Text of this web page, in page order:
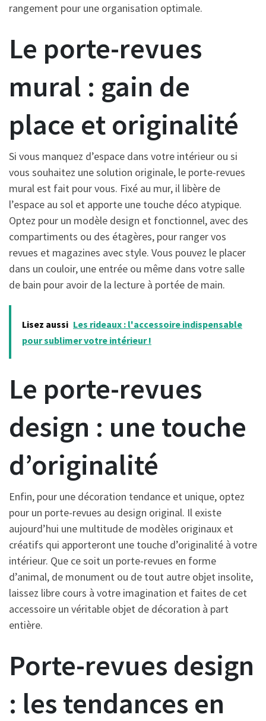
rangement pour une organisation optimale.
Le porte-revues
mural : gain de
place et originalité
Si vous manquez d’espace dans votre intérieur ou si
vous souhaitez une solution originale, le porte-revues
mural est fait pour vous. Fixé au mur, il libère de
l’espace au sol et apporte une touche déco atypique.
Optez pour un modèle design et fonctionnel, avec des
compartiments ou des étagères, pour ranger vos
revues et magazines avec style. Vous pouvez le placer
dans un couloir, une entrée ou même dans votre salle
de bain pour avoir de la lecture à portée de main.
Lisez aussi Les rideaux : l'accessoire indispensable
pour sublimer votre intérieur !
Le porte-revues
design : une touche
d’originalité
Enfin, pour une décoration tendance et unique, optez
pour un porte-revues au design original. Il existe
aujourd’hui une multitude de modèles originaux et
créatifs qui apporteront une touche d’originalité à votre
intérieur. Que ce soit un porte-revues en forme
d’animal, de monument ou de tout autre objet insolite,
laissez libre cours à votre imagination et faites de cet
accessoire un véritable objet de décoration à part
entière.
Porte-revues design
: les tendances en